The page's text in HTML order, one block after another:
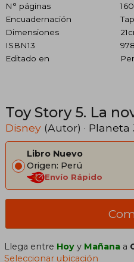
N° páginas
160
Encuadernación
Dimensiones
ISBN13
Editado en
Toy Story 5. La
Disney (Autor) · Planeta
Libro Nuevo
Origen: Perú
Envío Rápido
Llega entre Hoy y Mañana a
Seleccionar ubicación